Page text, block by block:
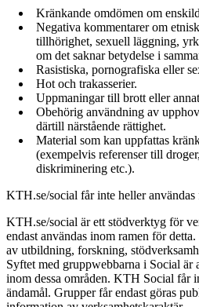
Kränkande omdömen om
Negativa kommentarer om
tillhörighet, sexuell läggning,
om det saknar betydelse i
Rasistiska, pornografiska eller
Hot och trakasserier.
Uppmaningar till brott eller
Obehörig användning av
därtill närstående rättighet.
Material som kan uppfattas
(exempelvis referenser till
diskriminering etc.).
KTH.se/social får inte heller
KTH.se/social är ett stödverktyg för
endast användas inom ramen för
av utbildning, forskning,
Syftet med gruppwebbarna i Social är
inom dessa områden. KTH Social får
ändamål. Grupper får endast göras